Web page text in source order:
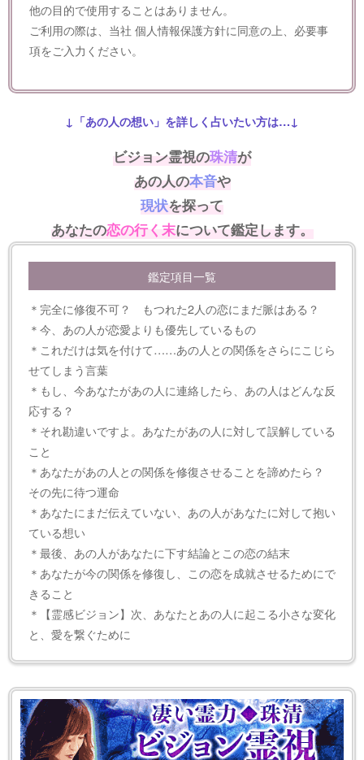
他の目的で使用することはありません。
ご利用の際は、当社個人情報保護方針に同意の上、必要事
項をご入力ください。
↓「あの人の想い」を詳しく占いたい方は…↓
ビジョン霊視の珠清が
あの人の本音や
現状を探って
あなたの恋の行く末について鑑定します。
鑑定項目一覧
＊完全に修復不可？ もつれた2人の恋にまだ脈はある？
＊今、あの人が恋愛よりも優先しているもの
＊これだけは気を付けて……あの人との関係をさらにこじら
せてしまう言葉
＊もし、今あなたがあの人に連絡したら、あの人はどんな反
応する？
＊それ勘違いですよ。あなたがあの人に対して誤解している
こと
＊あなたがあの人との関係を修復させることを諦めたら？
その先に待つ運命
＊あなたにまだ伝えていない、あの人があなたに対して抱い
ている想い
＊最後、あの人があなたに下す結論とこの恋の結末
＊あなたが今の関係を修復し、この恋を成就させるためにで
きること
＊【霊感ビジョン】次、あなたとあの人に起こる小さな変化
と、愛を繋ぐために